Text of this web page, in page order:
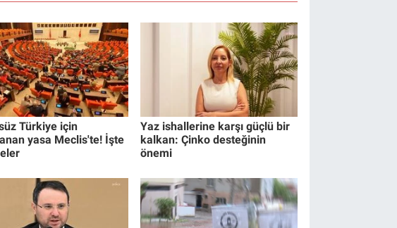
Türkiye için
yasa Meclis'te! İşte
Yaz ishallerine karşı güçlü bir
kalkan: Çinko desteğinin
önemi